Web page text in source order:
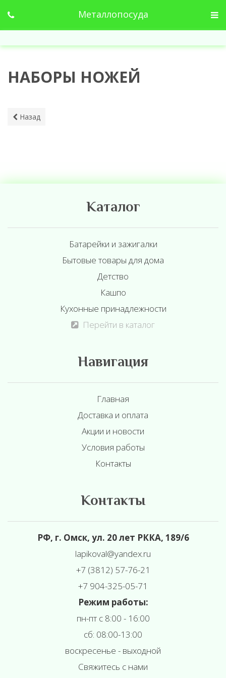
Металлопосуда
НАБОРЫ НОЖЕЙ
Назад
Каталог
Батарейки и зажигалки
Бытовые товары для дома
Детство
Кашпо
Кухонные принадлежности
Перейти в каталог
Навигация
Главная
Доставка и оплата
Акции и новости
Условия работы
Контакты
Контакты
РФ, г. Омск, ул. 20 лет РККА, 189/6
lapikoval@yandex.ru
+7 (3812) 57-76-21
+7 904-325-05-71
Режим работы:
пн-пт с 8:00 - 16:00
сб: 08:00-13:00
воскресенье - выходной
Свяжитесь с нами